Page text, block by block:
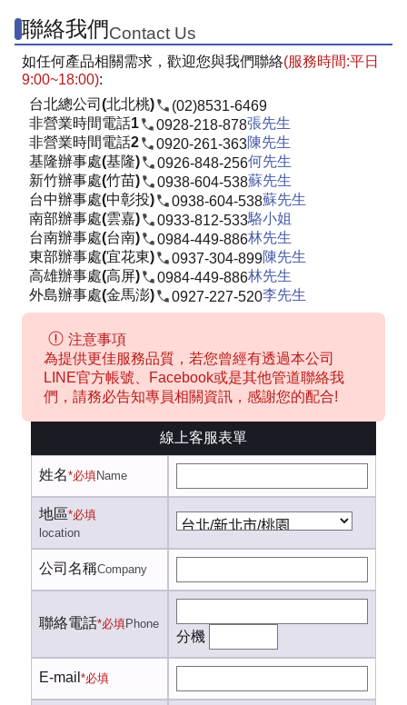
聯絡我們Contact Us
如任何產品相關需求，歡迎您與我們聯絡(服務時間:平日
9:00~18:00):
台北總公司(北北桃)
(02)8531-6469
非營業時間電話1
0928-218-878張先生
非營業時間電話2
0920-261-363陳先生
基隆辦事處(基隆)
0926-848-256何先生
新竹辦事處(竹苗)
0938-604-538蘇先生
台中辦事處(中彰投)
0938-604-538蘇先生
南部辦事處(雲嘉)
0933-812-533駱小姐
台南辦事處(台南)
0984-449-886林先生
東部辦事處(宜花東)
0937-304-899陳先生
高雄辦事處(高屏)
0984-449-886林先生
外島辦事處(金馬澎)
0927-227-520李先生
注意事項
為提供更佳服務品質，若您曾經有透過本公司
LINE官方帳號、Facebook或是其他管道聯絡我
們，請務必告知專員相關資訊，感謝您的配合!
線上客服表單
姓名*必填Name
地區*必填
location
公司名稱Company
聯絡電話*必填Phone
分機
E-mail *必填